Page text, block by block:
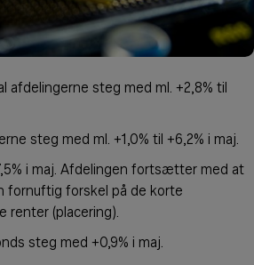
afdelingerne steg med ml. +2,8% til
steg med ml. +1,0% til +6,2% i maj.
i maj. Afdelingen fortsætter med at
fornuftig forskel på de korte
renter (placering).
steg med +0,9% i maj.